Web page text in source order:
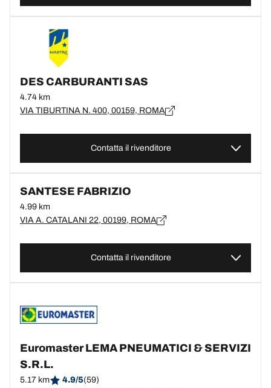
DES CARBURANTI SAS
4.74 km
VIA TIBURTINA N. 400, 00159, ROMA
Contatta il rivenditore
SANTESE FABRIZIO
4.99 km
VIA A. CATALANI 22, 00199, ROMA
Contatta il rivenditore
Euromaster LEMA PNEUMATICI & SERVIZI
S.R.L.
5.17 km 4.9/5(59)